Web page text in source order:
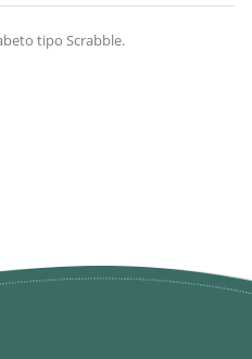
tipo Scrabble.